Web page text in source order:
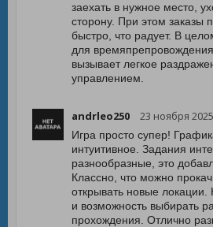
заехать в нужное место,
сторону. При этом заказы
быстро, что радует. В
для
вызывает легкое
управлением.
andrleo250 23 ноября
Игра просто супер!
интуитивное. Задания
разнообразные, это
Классно, что можно
открывать новые локации.
и возможность выбирать
прохождения. Отлично